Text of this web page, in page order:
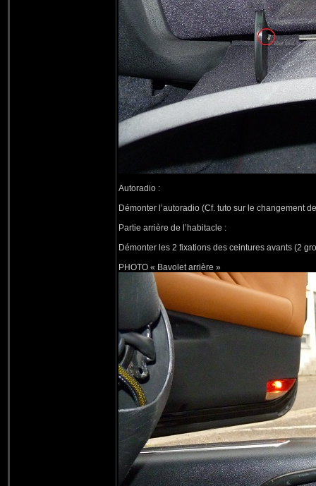
Autoradio :
Démonter l’autoradio (Cf. tuto sur le changement
Partie arrière de l’habitacle :
Démonter les 2 fixations des ceintures avants (2
PHOTO « Bavolet arrière »